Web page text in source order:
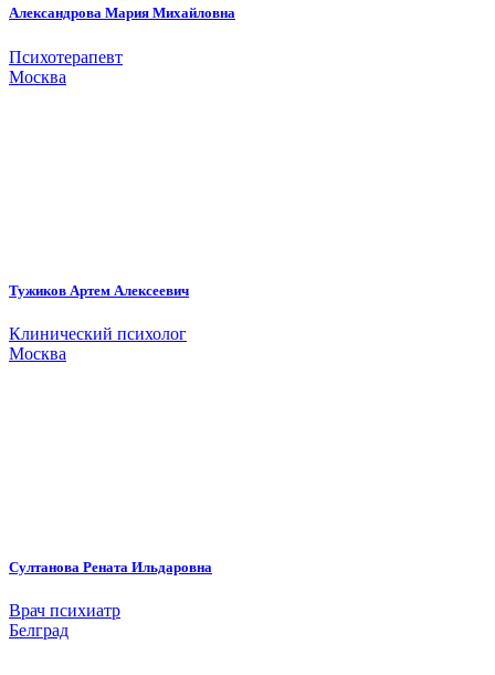
Александрова Мария Михайловна
Психотерапевт
Москва
Тужиков Артем Алексеевич
Клинический психолог
Москва
Султанова Рената Ильдаровна
Врач психиатр
Белград